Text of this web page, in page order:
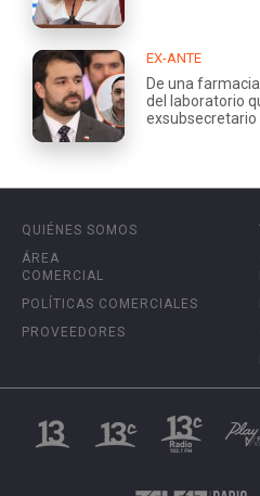
EX-ANTE
De una
del laboratorio
exsubsecretario
QUIÉNES SOMOS
ÁREA
COMERCIAL
POLÍTICAS COMERCIALES
PROVEEDORES